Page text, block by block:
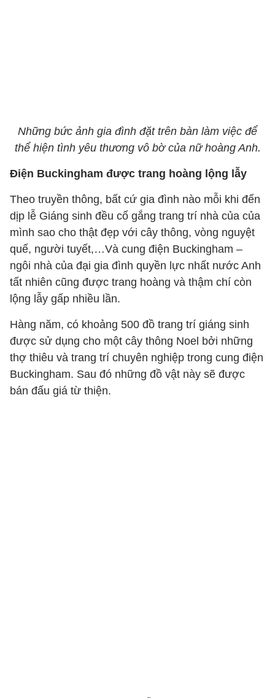
Những bức ảnh gia đình đặt trên bàn làm việc để
thể hiện tình yêu thương vô bờ của nữ hoàng Anh.
Điện Buckingham được trang hoàng lộng lẫy
Theo truyền thông, bất cứ gia đình nào mỗi khi đến
dịp lễ Giáng sinh đều cố gắng trang trí nhà của của
mình sao cho thật đẹp với cây thông, vòng nguyệt
quế, người tuyết,…Và cung điện Buckingham –
ngôi nhà của đại gia đình quyền lực nhất nước Anh
tất nhiên cũng được trang hoàng và thậm chí còn
lộng lẫy gấp nhiều lần.
Hàng năm, có khoảng 500 đồ trang trí giáng sinh
được sử dụng cho một cây thông Noel bởi những
thợ thiêu và trang trí chuyên nghiệp trong cung điện
Buckingham. Sau đó những đồ vật này sẽ được
bán đấu giá từ thiện.